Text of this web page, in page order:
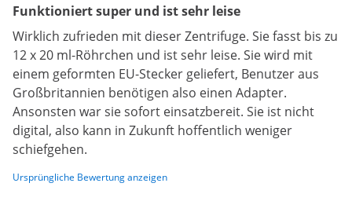
Funktioniert super und ist sehr leise
Wirklich zufrieden mit dieser Zentrifuge. Sie fasst bis zu
12 x 20 ml-Röhrchen und ist sehr leise. Sie wird mit
einem geformten EU-Stecker geliefert, Benutzer aus
Großbritannien benötigen also einen Adapter.
Ansonsten war sie sofort einsatzbereit. Sie ist nicht
digital, also kann in Zukunft hoffentlich weniger
schiefgehen.
Ursprüngliche Bewertung anzeigen